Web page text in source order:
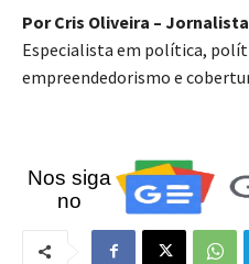
Por Cris Oliveira –
Especialista em política,
empreendedorismo e
Nos siga
no